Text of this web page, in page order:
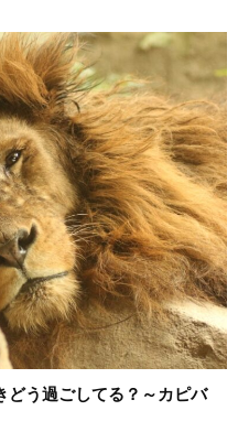
どう過ごしてる？～カピバ